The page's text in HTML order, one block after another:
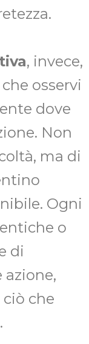
, invece,
osservi
dove
Non
ma di
Ogni
o
di
azione,
che